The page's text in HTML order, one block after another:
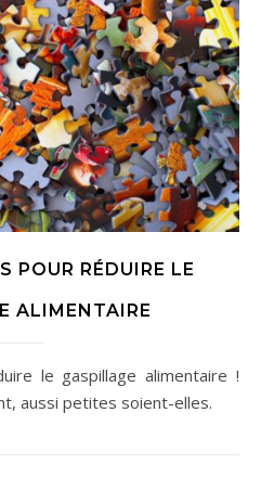
POUR RÉDUIRE LE
ALIMENTAIRE
aussi petites soient-elles.